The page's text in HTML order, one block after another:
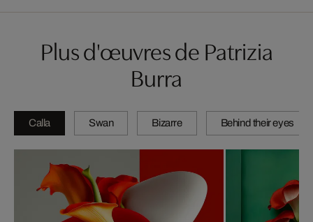
Plus d'œuvres de Patrizia
Burra
Calla Swan Bizarre Behind their eyes